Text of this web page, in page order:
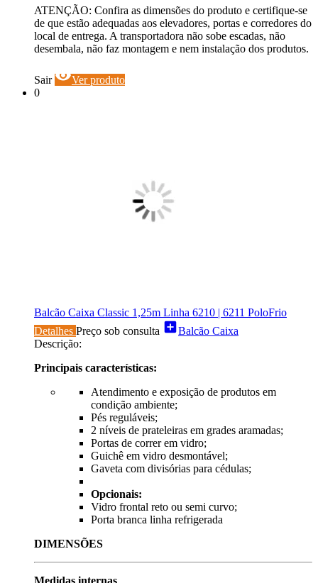
ATENÇÃO: Confira as dimensões do produto e certifique-se
de que estão adequadas aos elevadores, portas e corredores do
local de entrega. A transportadora não sobe escadas, não
desembala, não faz montagem e nem instalação dos produtos.
Sair visibilityVer produto
0
Balcão Caixa Classic 1,25m Linha 6210 | 6211 PoloFrio
Detalhes Preço sob consulta add_boxBalcão Caixa
Descrição:
Principais características:
Atendimento e exposição de produtos em
condição ambiente;
Pés reguláveis;
2 níveis de prateleiras em grades aramadas;
Portas de correr em vidro;
Guichê em vidro desmontável;
Gaveta com divisórias para cédulas;
Opcionais:
Vidro frontal reto ou semi curvo;
Porta branca linha refrigerada
DIMENSÕES